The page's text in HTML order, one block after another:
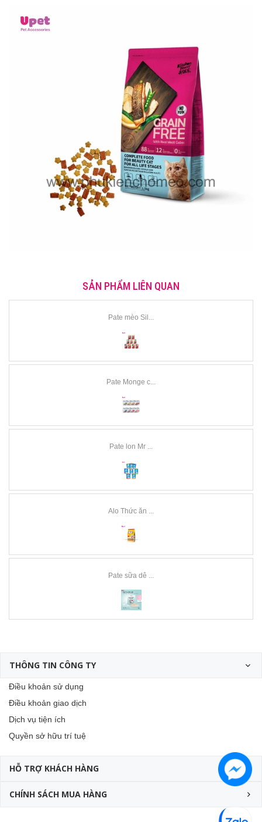
SẢN PHẨM LIÊN QUAN
Pate mèo Sil...
Pate Monge c...
Pate lon Mr ...
Alo Thức ăn ...
Pate sữa dê ...
THÔNG TIN CÔNG TY
Điều khoản sử dụng
Điều khoản giao dịch
Dịch vụ tiện ích
Quyền sở hữu trí tuệ
HỖ TRỢ KHÁCH HÀNG
CHÍNH SÁCH MUA HÀNG